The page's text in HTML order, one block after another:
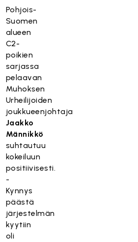
Pohjois-
Suomen
alueen
C2-
poikien
sarjassa
pelaavan
Muhoksen
Urheilijoiden
joukkueenjohtaja
Jaakko
Männikkö
suhtautuu
kokeiluun
positiivisesti.
-
Kynnys
päästä
järjestelmän
kyytiin
oli